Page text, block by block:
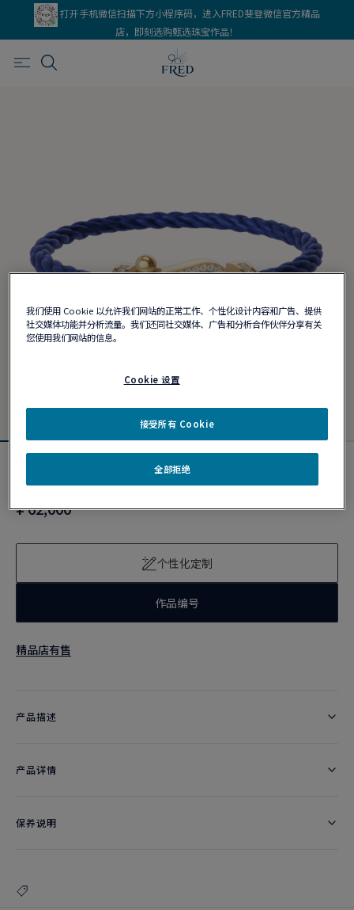
打开手机微信扫描下方小程序码，进入FRED斐登微信官方精品
店，即刻选购甄选珠宝作品！
Force 10手链
¥ 62,000
个性化定制
作品编号
精品店有售
产品描述
产品详情
保养说明
我们使用 Cookie 以允许我们网站的正常工作、个性化设计内容和广告、提供
社交媒体功能并分析流量。我们还同社交媒体、广告和分析合作伙伴分享有关
您使用我们网站的信息。
Cookie 设置
全部拒绝
接受所有 Cookie